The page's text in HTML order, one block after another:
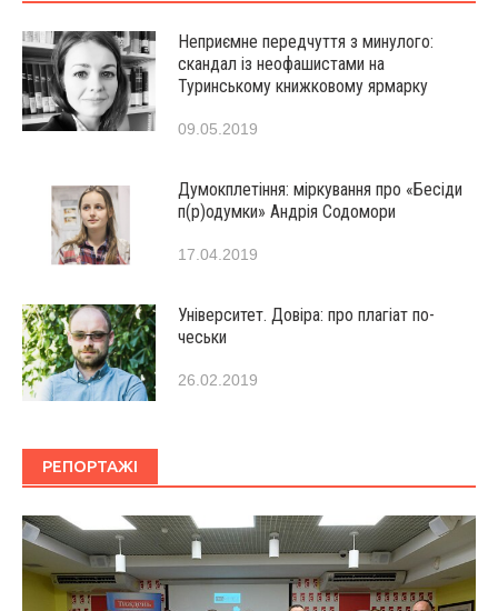
Неприємне передчуття з минулого:
скандал із неофашистами на
Туринському книжковому ярмарку
09.05.2019
Думокплетіння: міркування про «Бесіди
п(р)одумки» Андрія Содомори
17.04.2019
Університет. Довіра: про плагіат по-
чеськи
26.02.2019
РЕПОРТАЖІ